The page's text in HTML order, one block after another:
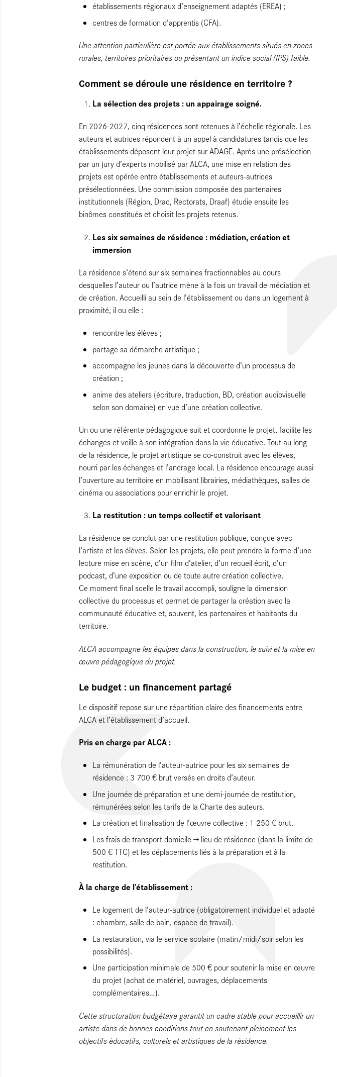
établissements régionaux d’enseignement adaptés (EREA) ;
centres de formation d’apprentis (CFA).
Une attention particulière est portée aux établissements situés en zones
rurales, territoires prioritaires ou présentant un indice social (IPS) faible.
Comment se déroule une résidence en territoire ?
La sélection des projets : un appairage soigné.
En 2026-2027, cinq résidences sont retenues à l’échelle régionale. Les
auteurs et autrices répondent à un appel à candidatures tandis que les
établissements déposent leur projet sur ADAGE. Après une présélection
par un jury d’experts mobilisé par ALCA, une mise en relation des
projets est opérée entre établissements et auteurs-autrices
présélectionnées. Une commission composée des partenaires
institutionnels (Région, Drac, Rectorats, Draaf) étudie ensuite les
binômes constitués et choisit les projets retenus.
Les six semaines de résidence : médiation, création et
immersion
La résidence s’étend sur six semaines fractionnables au cours
desquelles l’auteur ou l’autrice mène à la fois un travail de médiation et
de création. Accueilli au sein de l’établissement ou dans un logement à
proximité, il ou elle :
rencontre les élèves ;
partage sa démarche artistique ;
accompagne les jeunes dans la découverte d’un processus de
création ;
anime des ateliers (écriture, traduction, BD, création audiovisuelle
selon son domaine) en vue d’une création collective.
Un ou une référente pédagogique suit et coordonne le projet, facilite les
échanges et veille à son intégration dans la vie éducative. Tout au long
de la résidence, le projet artistique se co-construit avec les élèves,
nourri par les échanges et l’ancrage local. La résidence encourage aussi
l’ouverture au territoire en mobilisant librairies, médiathèques, salles de
cinéma ou associations pour enrichir le projet.
La restitution : un temps collectif et valorisant
La résidence se conclut par une restitution publique, conçue avec
l’artiste et les élèves. Selon les projets, elle peut prendre la forme d’une
lecture mise en scène, d’un film d’atelier, d’un recueil écrit, d’un
podcast, d’une exposition ou de toute autre création collective.
Ce moment final scelle le travail accompli, souligne la dimension
collective du processus et permet de partager la création avec la
communauté éducative et, souvent, les partenaires et habitants du
territoire.
ALCA accompagne les équipes dans la construction, le suivi et la mise en
œuvre pédagogique du projet.
Le budget : un financement partagé
Le dispositif repose sur une répartition claire des financements entre
ALCA et l’établissement d’accueil.
Pris en charge par ALCA :
La rémunération de l’auteur-autrice pour les six semaines de
résidence : 3 700 € brut versés en droits d’auteur.
Une journée de préparation et une demi-journée de restitution,
rémunérées selon les tarifs de la Charte des auteurs.
La création et finalisation de l’œuvre collective : 1 250 € brut.
Les frais de transport domicile → lieu de résidence (dans la limite de
500 € TTC) et les déplacements liés à la préparation et à la
restitution.
À la charge de l’établissement :
Le logement de l’auteur-autrice (obligatoirement individuel et adapté
: chambre, salle de bain, espace de travail).
La restauration, via le service scolaire (matin/midi/soir selon les
possibilités).
Une participation minimale de 500 € pour soutenir la mise en œuvre
du projet (achat de matériel, ouvrages, déplacements
complémentaires…).
Cette structuration budgétaire garantit un cadre stable pour accueillir un
artiste dans de bonnes conditions tout en soutenant pleinement les
objectifs éducatifs, culturels et artistiques de la résidence.